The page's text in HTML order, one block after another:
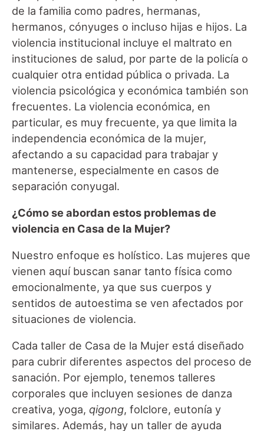
de la familia como padres, hermanas,
hermanos, cónyuges o incluso hijas e hijos. La
violencia institucional incluye el maltrato en
instituciones de salud, por parte de la policía o
cualquier otra entidad pública o privada. La
violencia psicológica y económica también son
frecuentes. La violencia económica, en
particular, es muy frecuente, ya que limita la
independencia económica de la mujer,
afectando a su capacidad para trabajar y
mantenerse, especialmente en casos de
separación conyugal.
¿Cómo se abordan estos problemas de
violencia en Casa de la Mujer?
Nuestro enfoque es holístico. Las mujeres que
vienen aquí buscan sanar tanto física como
emocionalmente, ya que sus cuerpos y
sentidos de autoestima se ven afectados por
situaciones de violencia.
Cada taller de Casa de la Mujer está diseñado
para cubrir diferentes aspectos del proceso de
sanación. Por ejemplo, tenemos talleres
corporales que incluyen sesiones de danza
creativa, yoga, qigong, folclore, eutonía y
similares. Además, hay un taller de ayuda